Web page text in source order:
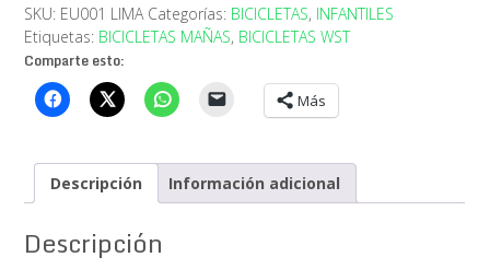
20
PULGADAS
cantidad
SKU: EU001 LIMA Categorías: BICICLETAS, INFANTILES
Etiquetas: BICICLETAS MAÑAS, BICICLETAS WST
Comparte esto:
Más
Descripción Información adicional
Descripción